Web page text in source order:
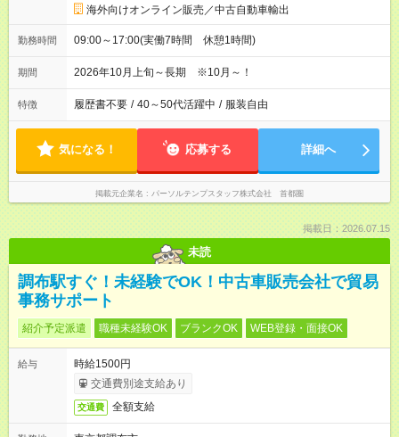
海外向けオンライン販売／中古自動車輸出
勤務時間 09:00～17:00(実働7時間 休憩1時間)
期間 2026年10月上旬～長期 ※10月～！
特徴 履歴書不要 / 40～50代活躍中 / 服装自由
気になる！ 応募する 詳細へ
掲載元企業名 パーソルテンプスタッフ株式会社 首都圏
掲載日：2026.07.15
未読
調布駅すぐ！未経験でOK！中古車販売会社で貿易
事務サポート
紹介予定派遣 職種未経験OK ブランクOK WEB登録・面接OK
給与
時給1500円
交通費別途支給あり
交通費 全額支給